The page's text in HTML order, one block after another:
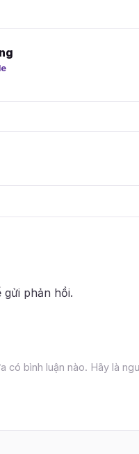
gửi phản hồi.
có bình luận nào. Hãy là